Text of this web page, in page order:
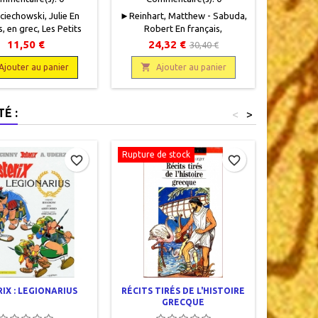
Julie En
en grec, Les Petits
Belles Lettres, 2024, ,
116 pages , broché.
11,50 €
au panier
►Reinhart, Matthew - Sabuda,
Robert En français,
Encyclopédie mythologique,
Editions du Seuil, 2010, 20 x 25,
6 doubles pages animées, relié.
Neuf, 9782021019926Epuisé
chez l'éditeur.
24,32 € 30,40 €
 Ajouter au panier
►
Dorian
Les

: >
<
: LEGIONARIUS
favorite_border Rupture de stock
RÉCITS TIRÉS DE L'HISTOIRE
GRECQUE
favorite_border